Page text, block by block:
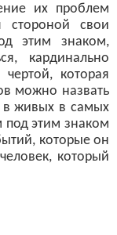
их проблем
стороной свои
этим знаком,
кардинально
которая
можно назвать
в живых в самых
под этим знаком
которые он
который